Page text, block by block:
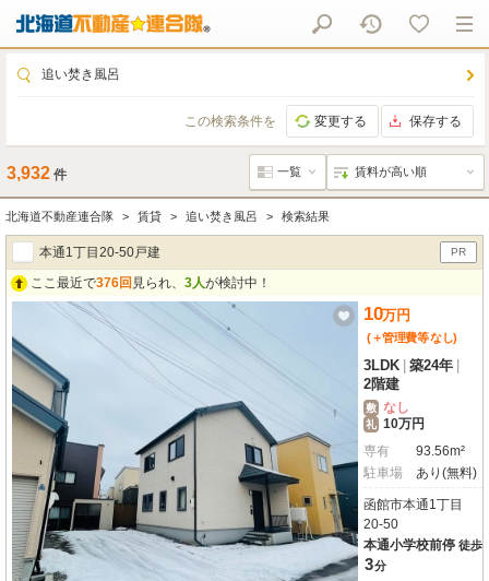
追い焚き風呂
この検索条件を 変更する 保存する
3,932 件
北海道不動産連合隊 賃貸 追い焚き風呂 検索結果
PR
本通1丁目20-50戸建
ここ最近で376回 見られ、 3人が検討中！
10万円
(＋管理費等なし)
3LDK 築24年
2階建
敷 なし
礼 10万円
専有
93.56m²
駐車場
あり(無料)
函館市本通1丁目
20-50
本通小学校前停 徒歩
3分